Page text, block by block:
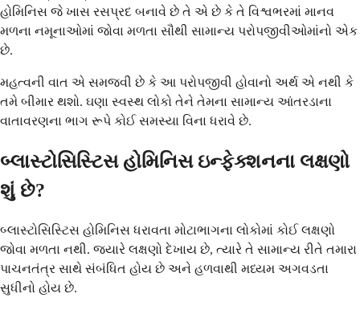
હોમિનિસ જે ખાસ રસપ્રદ બનાવે છે તે એ છે કે તે વિશ્વભરમાં માનવ
મળના નમૂનાઓમાં જોવા મળતા સૌથી સામાન્ય પરોપજીવીઓમાંનો એક
છે.
મહત્વની વાત એ સમજવી છે કે આ પરોપજીવી હોવાનો અર્થ એ નથી કે
તમે બીમાર થશો. ઘણા સ્વસ્થ લોકો તેને તેમના સામાન્ય આંતરડાના
વાતાવરણના ભાગ રૂપે કોઈ સમસ્યા વિના ધરાવે છે.
બ્લાસ્ટોસિસ્ટિસ હોમિનિસ ઇન્ફેક્શનના લક્ષણો
શું છે?
બ્લાસ્ટોસિસ્ટિસ હોમિનિસ ધરાવતા મોટાભાગના લોકોમાં કોઈ લક્ષણો
જોવા મળતા નથી. જ્યારે લક્ષણો દેખાય છે, ત્યારે તે સામાન્ય રીતે તમારા
પાચનતંત્ર સાથે સંબંધિત હોય છે અને હળવાથી મધ્યમ અગવડતા
સુધીનો હોય છે.